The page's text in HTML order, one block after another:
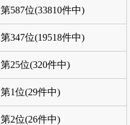
第587位(33810件中)
第347位(19518件中)
第25位(320件中)
第1位(29件中)
第2位(26件中)